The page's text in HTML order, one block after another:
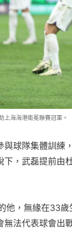
海海港衛冕聯賽冠軍。
與球隊集體訓練
下，武磊提前由
他，無緣在33
法代表球會出